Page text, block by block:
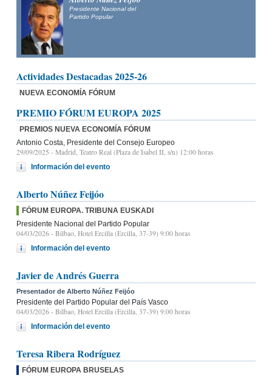
del Partido Popular de Castilla y León y candidato
de la Junta de Castilla y León
Actividades Destacadas 2025-26
NUEVA ECONOMÍA FÓRUM
PREMIO FÓRUM EUROPA 2025
PREMIOS NUEVA ECONOMÍA FÓRUM
Antonio Costa, Presidente del Consejo Europeo
29/09/2025 - Madrid, Teatro Real (Plaza de Isabel II, s/n) 12:00 horas
Información del evento
Alberto Núñez Feijóo
FÓRUM EUROPA. TRIBUNA EUSKADI
Presidente Nacional del Partido Popular
04/03/2026 - Bilbao, Hotel Ercilla (Ercilla, 37-39) 9:00 horas
Información del evento
Javier de Andrés Guerra
Presentador de Alberto Núñez Feijóo
Presidente del Partido Popular del País Vasco
04/03/2026 - Bilbao, Hotel Ercilla (Ercilla, 37-39) 9:00 horas
Información del evento
Teresa Ribera Rodríguez
FÓRUM EUROPA BRUSELAS